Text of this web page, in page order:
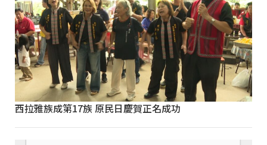
西拉雅族成第17族 原民日慶賀正名成功